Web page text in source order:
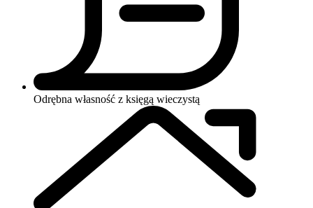
Odrębna własność z księgą wieczystą